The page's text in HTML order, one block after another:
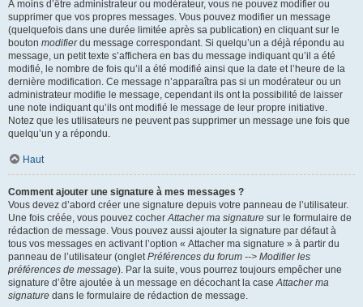
À moins d’être administrateur ou modérateur, vous ne pouvez modifier ou
supprimer que vos propres messages. Vous pouvez modifier un message
(quelquefois dans une durée limitée après sa publication) en cliquant sur le
bouton modifierdu message correspondant. Si quelqu’un a déjà répondu au
message, un petit texte s’affichera en bas du message indiquant qu’il a été
modifié, le nombre de fois qu’il a été modifié ainsi que la date et l’heure de la
dernière modification. Ce message n’apparaîtra pas si un modérateur ou un
administrateur modifie le message, cependant ils ont la possibilité de laisser
une note indiquant qu’ils ont modifié le message de leur propre initiative.
Notez que les utilisateurs ne peuvent pas supprimer un message une fois que
quelqu’un y a répondu.
Haut
Comment ajouter une signature à mes messages ?
Vous devez d’abord créer une signature depuis votre panneau de l’utilisateur.
Une fois créée, vous pouvez cocherAttacher ma signature sur le formulaire de
rédaction de message. Vous pouvez aussi ajouter la signature par défaut à
tous vos messages en activant l’option « Attacher ma signature » à partir du
panneau de l’utilisateur (ongletPréférences du forum --> Modifier les
préférences de message). Par la suite, vous pourrez toujours empêcher une
signature d’être ajoutée à un message en décochant la caseAttacher ma
signature dans le formulaire de rédaction de message.